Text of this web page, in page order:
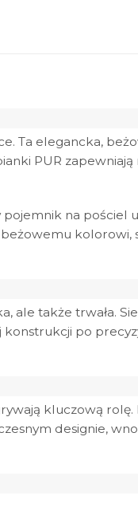
Ta elegancka,
PUR
na pościel
kolorowi,
ale także trwała.
po
kluczową
designie,